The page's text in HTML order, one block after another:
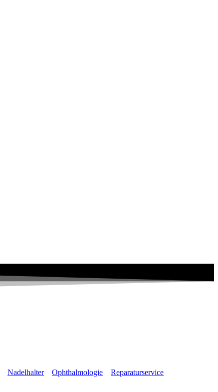
Nadelhalter Ophthalmologie
Reparaturservice